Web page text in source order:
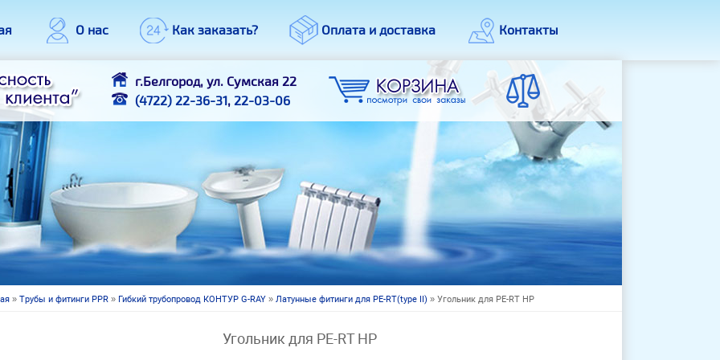
О нас Как заказать? Оплата и доставка Контакты
г.Белгород, ул. Сумская 22
(4722) 22-36-31, 22-03-06
» Трубы и фитинги PPR » Гибкий трубопровод КОНТУР G-RAY » Латунные фитинги для PE-RT(type II) » Угольник для PE-RT НР
Угольник для PE-RT НР